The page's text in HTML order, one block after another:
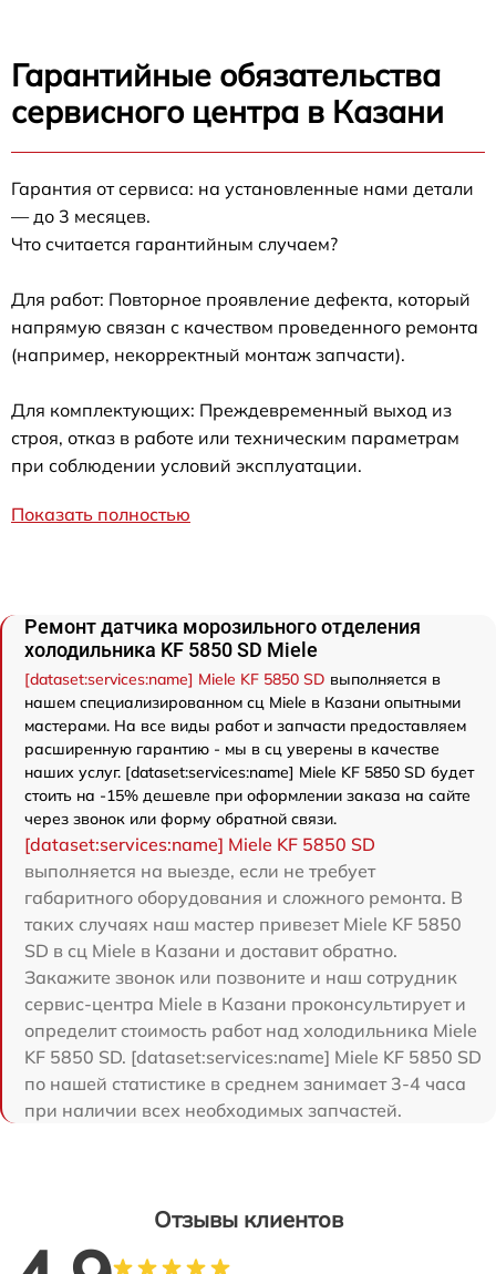
Гарантийные обязательства
сервисного центра в Казани
Гарантия от сервиса: на установленные нами детали
— до 3 месяцев.
Что считается гарантийным случаем?
Для работ: Повторное проявление дефекта, который
напрямую связан с качеством проведенного ремонта
(например, некорректный монтаж запчасти).
Для комплектующих: Преждевременный выход из
строя, отказ в работе или техническим параметрам
при соблюдении условий эксплуатации.
Показать полностью
Ремонт датчика морозильного отделения
холодильника KF 5850 SD Miele
[dataset:services:name] Miele KF 5850 SD выполняется в
нашем специализированном сц Miele в Казани опытными
мастерами. На все виды работ и запчасти предоставляем
расширенную гарантию - мы в сц уверены в качестве
наших услуг. [dataset:services:name] Miele KF 5850 SD будет
стоить на -15% дешевле при оформлении заказа на сайте
через звонок или форму обратной связи.
[dataset:services:name] Miele KF 5850 SD
выполняется на выезде, если не требует
габаритного оборудования и сложного ремонта. В
таких случаях наш мастер привезет Miele KF 5850
SD в сц Miele в Казани и доставит обратно.
Закажите звонок или позвоните и наш сотрудник
сервис-центра Miele в Казани проконсультирует и
определит стоимость работ над холодильника Miele
KF 5850 SD. [dataset:services:name] Miele KF 5850 SD
по нашей статистике в среднем занимает 3-4 часа
при наличии всех необходимых запчастей.
Отзывы клиентов